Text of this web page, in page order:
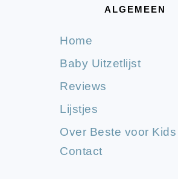
ALGEMEEN
Home
Baby Uitzetlijst
Reviews
Lijstjes
Over Beste voor Kids
Contact